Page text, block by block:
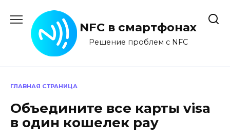
содержанию
NFC в смартфонах
Решение проблем с NFC
ГЛАВНАЯ СТРАНИЦА
Объедините все карты visa
в один кошелек pay